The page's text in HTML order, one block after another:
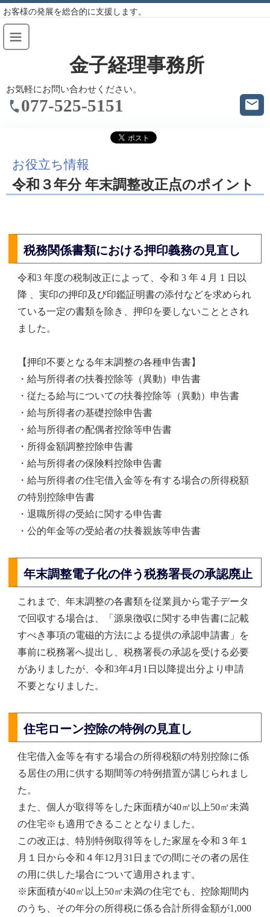
お客様の発展を総合的に支援します。
金子経理事務所
お気軽にお問い合わせください。
077-525-5151
お役立ち情報
令和３年分 年末調整改正点のポイント
税務関係書類における押印義務の見直し
令和3 年度の税制改正によって、令和 3 年 4 月 1 日以
降 、実印の押印及び印鑑証明書の添付などを求められ
ている一定の書類を除き、押印を要しないこととされ
ました。
【押印不要となる年末調整の各種申告書】
・給与所得者の扶養控除等（異動）申告書
・従たる給与についての扶養控除等（異動）申告書
・給与所得者の基礎控除申告書
・給与所得者の配偶者控除等申告書
・所得金額調整控除申告書
・給与所得者の保険料控除申告書
・給与所得者の住宅借入金等を有する場合の所得税額
の特別控除申告書
・退職所得の受給に関する申告書
・公的年金等の受給者の扶養親族等申告書
年末調整電子化の伴う税務署長の承認廃止
これまで、年末調整の各書類を従業員から電子データ
で回収する場合は、「源泉徴収に関する申告書に記載
すべき事項の電磁的方法による提供の承認申請書」を
事前に税務署へ提出し、税務署長の承認を受ける必要
がありましたが、令和3年4月1日以降提出分より申請
不要となりました。
住宅ローン控除の特例の見直し
住宅借入金等を有する場合の所得税額の特別控除に係
る居住の用に供する期間等の特例措置が講じられまし
た。
また、個人が取得等をした床面積が40㎡以上50㎡未満
の住宅※も適用できることとなりました。
この改正は、特別特例取得等をした家屋を令和３年１
月１日から令和４年12月31日までの間にその者の居住
の用に供した場合について適用されます。
※床面積が40㎡以上50㎡未満の住宅でも、控除期間内
のうち、その年分の所得税に係る合計所得金額が1,000